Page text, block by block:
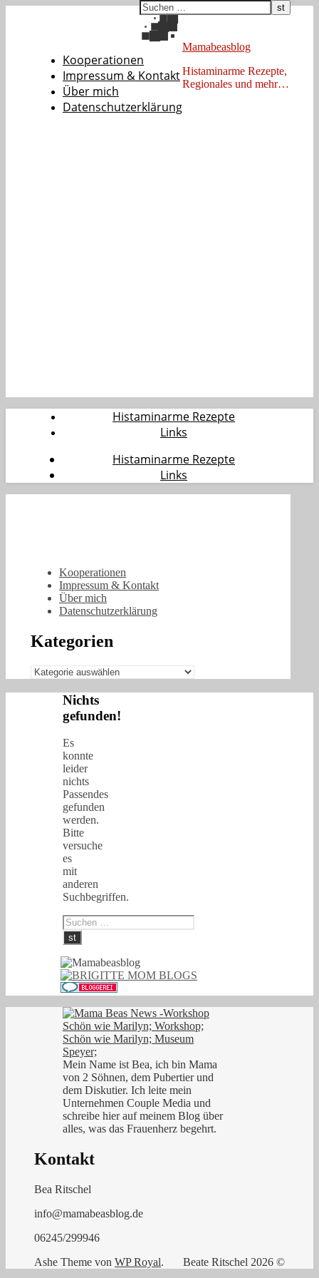
Kooperationen
Impressum & Kontakt
Über mich
Datenschutzerklärung
Mamabeasblog
Histaminarme Rezepte,
Regionales und mehr…
Histaminarme Rezepte
Links
Histaminarme Rezepte
Links
Kooperationen
Impressum & Kontakt
Über mich
Datenschutzerklärung
Kategorien
Kategorien
Nichts
gefunden!
Es
konnte
leider
nichts
Passendes
gefunden
werden.
Bitte
versuche
es
mit
anderen
Suchbegriffen.
Mein Name ist Bea, ich bin Mama
von 2 Söhnen, dem Pubertier und
dem Diskutier. Ich leite mein
Unternehmen Couple Media und
schreibe hier auf meinem Blog über
alles, was das Frauenherz begehrt.
Kontakt
Bea Ritschel
info@mamabeasblog.de
06245/299946
Beate Ritschel 2026 ©
Ashe Theme von WP Royal.